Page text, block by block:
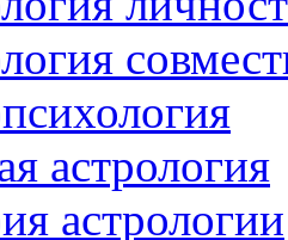
астрология
астрологии